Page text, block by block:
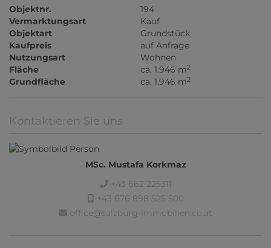
Objektnr.
194
Vermarktungsart
Kauf
Objektart
Grundstück
Kaufpreis
auf Anfrage
Nutzungsart
Wohnen
Fläche
ca. 1.946 m2
Grundfläche ca. 1.946 m2
Kontaktieren Sie uns
MSc. Mustafa Korkmaz
+43 662 225311
+43 676 898 525 500
office@salzburg-immobilien.co.at